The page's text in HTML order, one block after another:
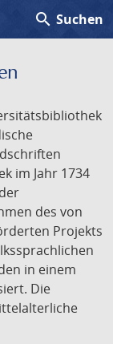
search Suchen
im Jahr 1734
des von
Projekts
in einem
Die